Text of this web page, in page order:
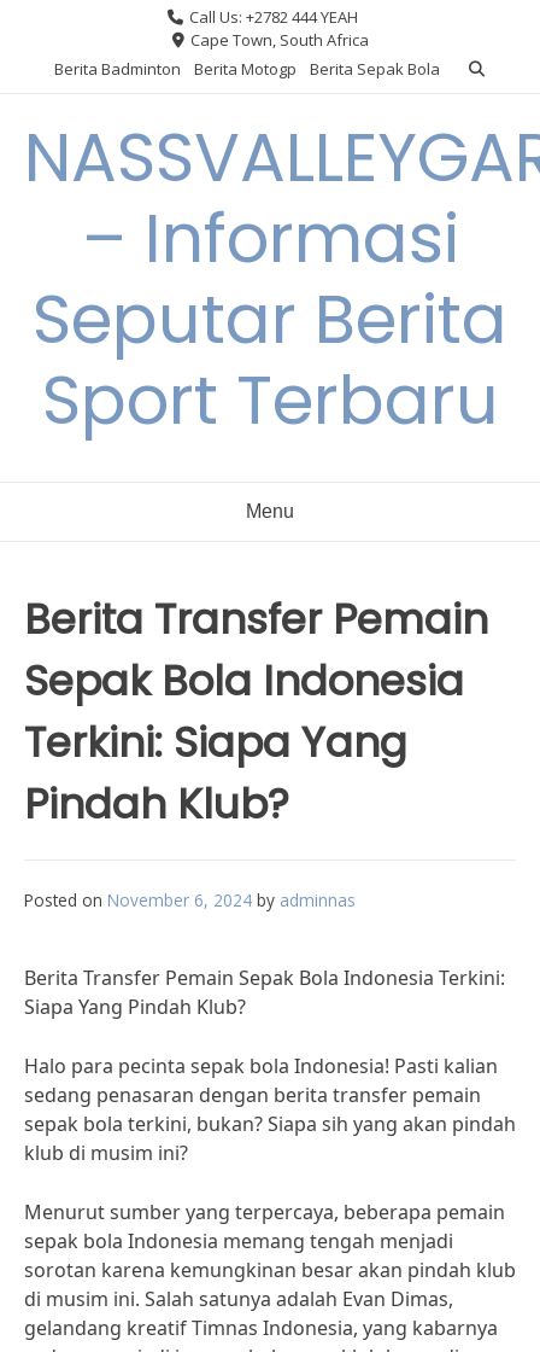
content
Call Us: +2782 444 YEAH
Cape Town, South Africa
Berita Badminton
Berita Motogp Berita Sepak Bola
– Informasi
Seputar Berita
Sport Terbaru
Menu
Berita Transfer Pemain
Sepak Bola Indonesia
Terkini: Siapa Yang
Pindah Klub?
Posted on November 6, 2024 by adminnas
Berita Transfer Pemain Sepak Bola Indonesia Terkini:
Siapa Yang Pindah Klub?
Halo para pecinta sepak bola Indonesia! Pasti kalian
sedang penasaran dengan berita transfer pemain
sepak bola terkini, bukan? Siapa sih yang akan pindah
klub di musim ini?
Menurut sumber yang terpercaya, beberapa pemain
sepak bola Indonesia memang tengah menjadi
sorotan karena kemungkinan besar akan pindah klub
di musim ini. Salah satunya adalah Evan Dimas,
gelandang kreatif Timnas Indonesia, yang kabarnya